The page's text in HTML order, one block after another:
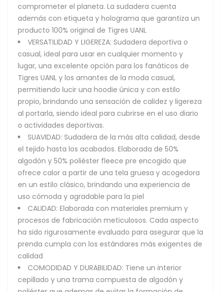
comprometer el planeta. La sudadera cuenta
además con etiqueta y holograma que garantiza un
producto 100% original de Tigres UANL
VERSATILIDAD Y LIGEREZA: Sudadera deportiva o
casual, ideal para usar en cualquier momento y
lugar, una excelente opción para los fanáticos de
Tigres UANL y los amantes de la moda casual,
permitiendo lucir una hoodie única y con estilo
propio, brindando una sensación de calidez y ligereza
al portarla, siendo ideal para cubrirse en el uso diario
o actividades deportivas.
SUAVIDAD: Sudadera de la más alta calidad, desde
el tejido hasta los acabados. Elaborada de 50%
algodón y 50% poliéster fleece pre encogido que
ofrece calor a partir de una tela gruesa y acogedora
en un estilo clásico, brindando una experiencia de
uso cómoda y agradable para la piel
CALIDAD: Elaborada con materiales premium y
procesos de fabricación meticulosos. Cada aspecto
ha sido rigurosamente evaluado para asegurar que la
prenda cumpla con los estándares más exigentes de
calidad
COMODIDAD Y DURABILIDAD: Tiene un interior
cepillado y una trama compuesta de algodón y